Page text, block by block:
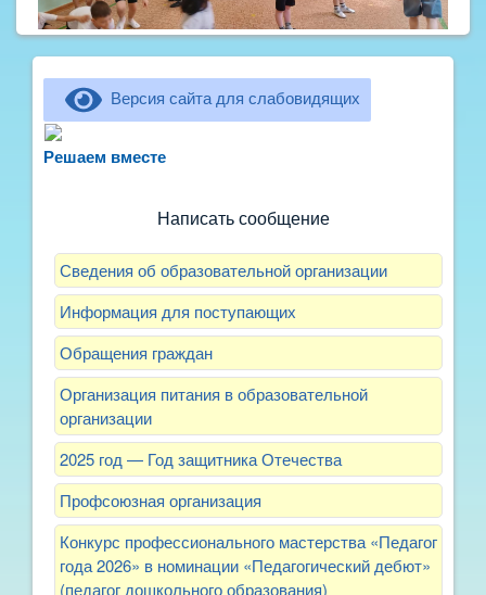
Версия сайта для слабовидящих
Решаем вместерассказать о воспитателях? Знаете, как
Написать сообщение
Сведения об образовательной организации
Информация для поступающих
Обращения граждан
Организация питания в образовательной
организации
2025 год — Год защитника Отечества
Профсоюзная организация
Конкурс профессионального мастерства «Педагог
года 2026» в номинации «Педагогический дебют»
(педагог дошкольного образования)